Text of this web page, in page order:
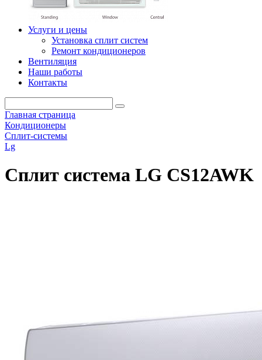
Услуги и цены
Установка сплит систем
Ремонт кондиционеров
Вентиляция
Наши работы
Контакты
Главная страница
Кондиционеры
Сплит-системы
Lg
Сплит система LG CS12AWK